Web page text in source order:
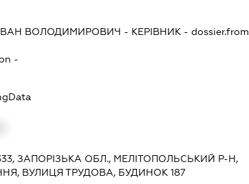
ВОЛОДИМИРОВИЧ - КЕРІВНИК - dossier.from
-
ЗАПОРІЗЬКА ОБЛ., МЕЛІТОПОЛЬСЬКИЙ Р-Н,
ВУЛИЦЯ ТРУДОВА, БУДИНОК 187